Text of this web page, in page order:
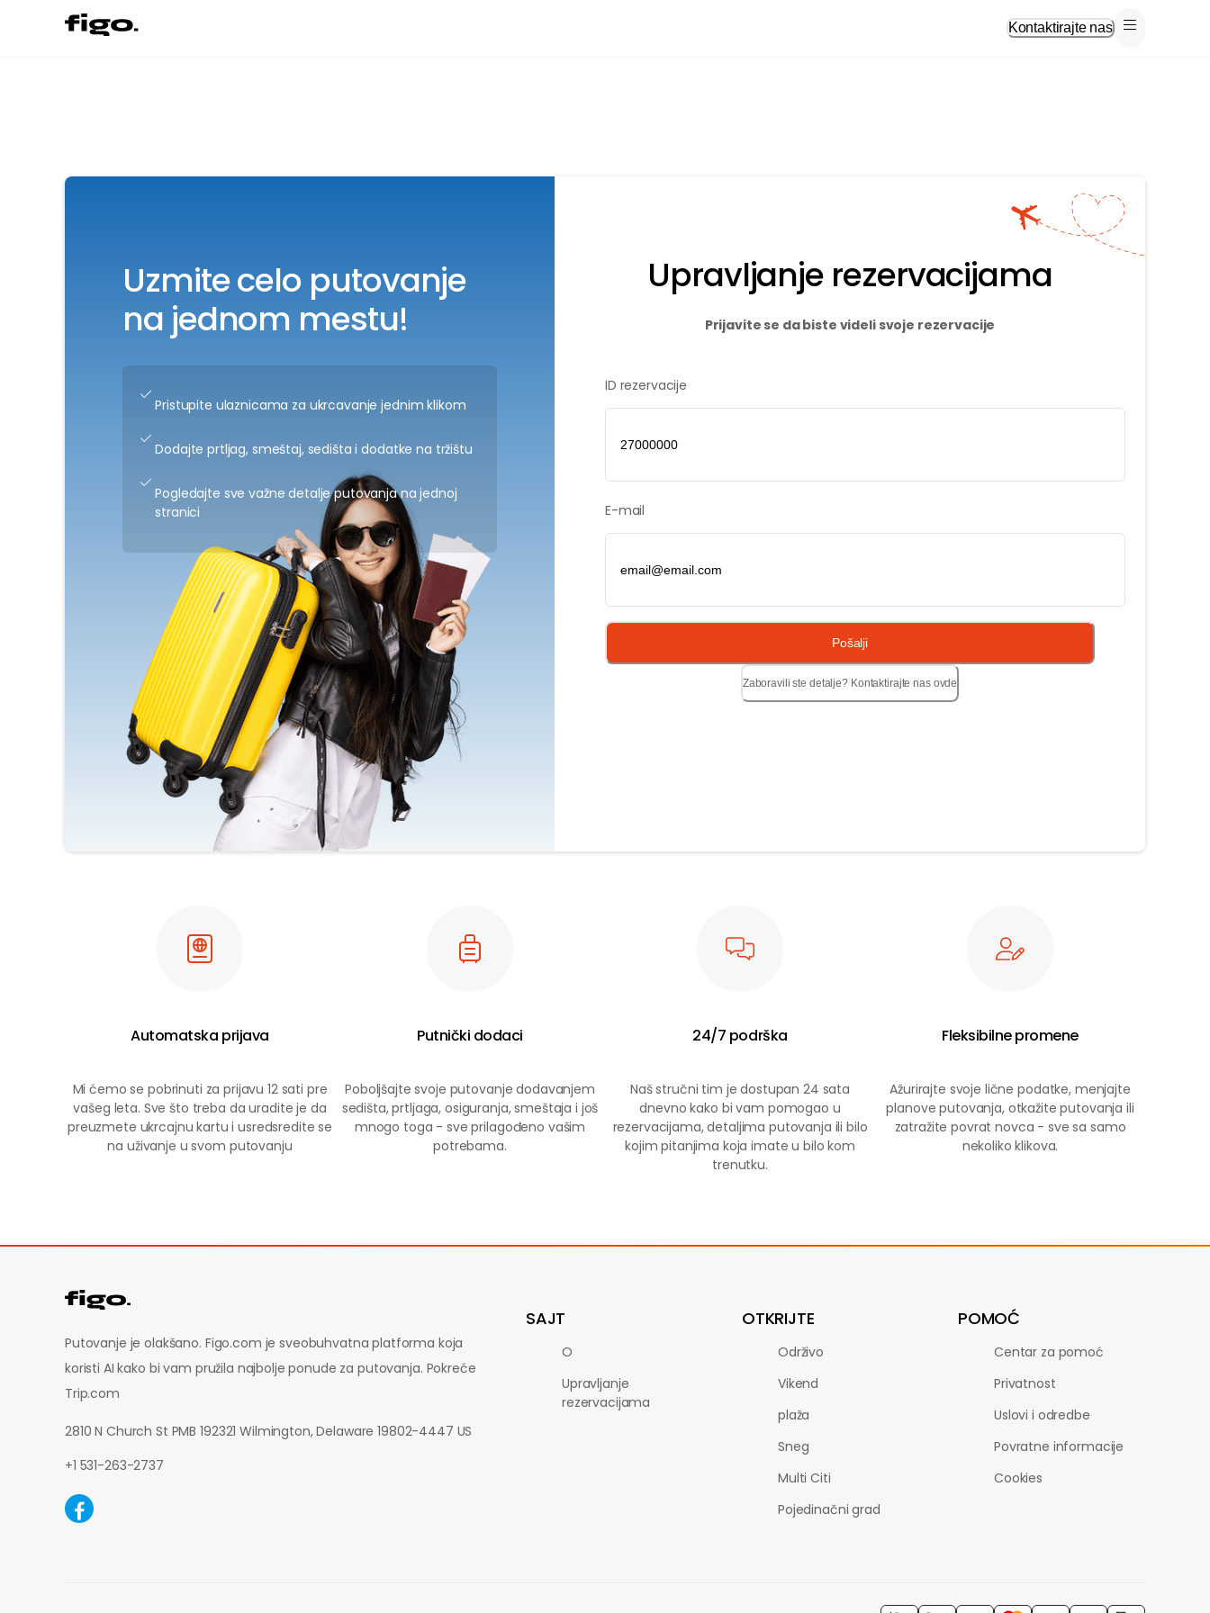
Kontaktirajte nas
Uzmite celo putovanje
na jednom mestu!
Pristupite ulaznicama za ukrcavanje jednim klikom
Dodajte prtljag, smeštaj, sedišta i dodatke na tržištu
Pogledajte sve važne detalje putovanja na jednoj
stranici
Upravljanje rezervacijama
Prijavite se da biste videli svoje rezervacije
ID rezervacije
E-mail
Pošalji
Zaboravili ste detalje? Kontaktirajte nas ovde
Automatska prijava
Mi ćemo se pobrinuti za prijavu 12 sati pre
vašeg leta. Sve što treba da uradite je da
preuzmete ukrcajnu kartu i usredsredite se
na uživanje u svom putovanju
Putnički dodaci
Poboljšajte svoje putovanje dodavanjem
sedišta, prtljaga, osiguranja, smeštaja i još
mnogo toga - sve prilagođeno vašim
potrebama.
24/7 podrška
Naš stručni tim je dostupan 24 sata
dnevno kako bi vam pomogao u
rezervacijama, detaljima putovanja ili bilo
kojim pitanjima koja imate u bilo kom
trenutku.
Fleksibilne promene
Ažurirajte svoje lične podatke, menjajte
planove putovanja, otkažite putovanja ili
zatražite povrat novca - sve sa samo
nekoliko klikova.
Putovanje je olakšano. Figo.com je sveobuhvatna platforma koja
koristi AI kako bi vam pružila najbolje ponude za putovanja. Pokreće
Trip.com
2810 N Church St PMB 192321 Wilmington, Delaware 19802-4447 US
+1 531-263-2737
SAJT
O
Upravljanje
rezervacijama
OTKRIJTE
Održivo
Vikend
plaža
Sneg
Multi Citi
Pojedinačni grad
POMOĆ
Centar za pomoć
Privatnost
Uslovi i odredbe
Povratne informacije
Cookies